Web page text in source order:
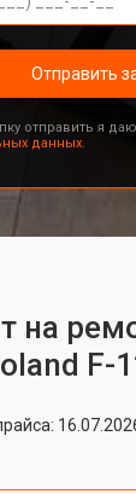
Отправить
отправить я
данных.
на
F-